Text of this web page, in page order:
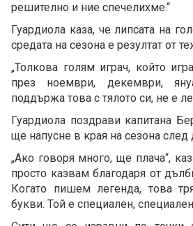
решително и ние спечелихме.“
Гуардиола каза, че липсата на
средата на сезона е резултат от
„Толкова голям играч, който
през ноември, декември,
поддържа това с тялото си, не е
Гуардиола поздрави капитана
ще напусне в края на сезона след
„Ако говоря много, ще плача“,
просто казвам благодаря от
Когато пишем легенда, това
букви. Той е специален,